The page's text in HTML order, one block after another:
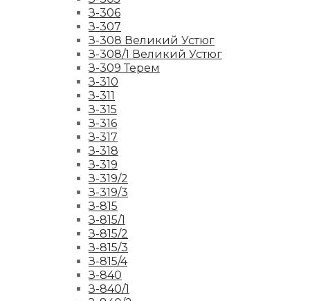
З-306
З-307
З-308 Великий Устюг
З-308/1 Великий Устюг
З-309 Терем
З-310
З-311
З-315
З-316
З-317
З-318
З-319
З-319/2
З-319/3
З-815
З-815/1
З-815/2
З-815/3
З-815/4
З-840
З-840/1